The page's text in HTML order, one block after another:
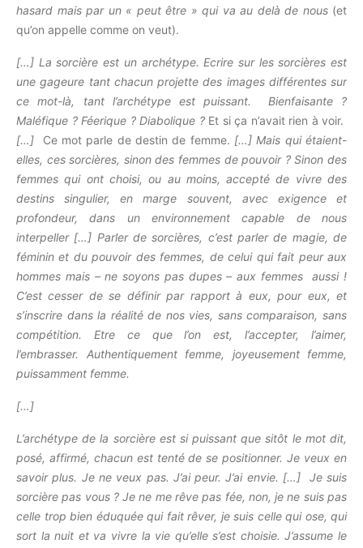
hasard mais par un « peut être » qui va au delà de nous(et
qu’on appelle comme on veut).
[…] La sorcière est un archétype. Ecrire sur les sorcières est
une gageure tant chacun projette des images différentes sur
ce mot-là, tant l’archétype est puissant. Bienfaisante ?
Maléfique ? Féerique ? Diabolique ? Et si ça n’avait rien à voir.
[…]
Ce mot parle de destin de femme. […] Mais qui étaient-
elles, ces sorcières, sinon des femmes de pouvoir ? Sinon des
femmes qui ont choisi, ou au moins, accepté de vivre des
destins singulier, en marge souvent, avec exigence et
profondeur, dans un environnement capable de nous
interpeller […] Parler de sorcières, c’est parler de magie, de
féminin et du pouvoir des femmes, de celui qui fait peur aux
hommes mais – ne soyons pas dupes – aux femmes aussi !
C’est cesser de se définir par rapport à eux, pour eux, et
s’inscrire dans la réalité de nos vies, sans comparaison, sans
compétition. Etre ce que l’on est, l’accepter, l’aimer,
l’embrasser. Authentiquement femme, joyeusement femme,
puissamment femme.
[…]
L’archétype de la sorcière est si puissant que sitôt le mot dit,
posé, affirmé, chacun est tenté de se positionner. Je veux en
savoir plus. Je ne veux pas. J’ai peur. J’ai envie. […] Je suis
sorcière pas vous ? Je ne me rêve pas fée, non, je ne suis pas
celle trop bien éduquée qui fait rêver, je suis celle qui ose, qui
sort la nuit et va vivre la vie qu’elle s’est choisie. J’assume le